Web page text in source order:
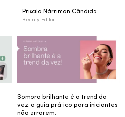
Priscila Nárriman Cândido
Beauty Editor
Sombra brilhante é a trend da
vez: o guia prático para iniciantes
não errarem.